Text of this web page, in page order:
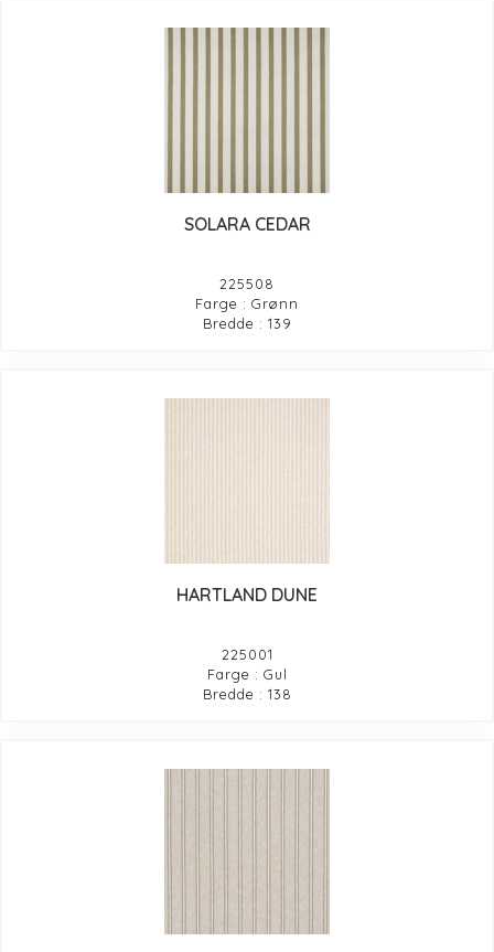
SOLARA CEDAR
225508
Farge : Grønn
Bredde : 139
HARTLAND DUNE
225001
Farge : Gul
Bredde : 138